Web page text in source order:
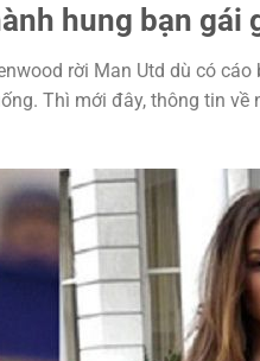
hung bạn gái
rời Man Utd dù có
Thì mới đây, thông tin